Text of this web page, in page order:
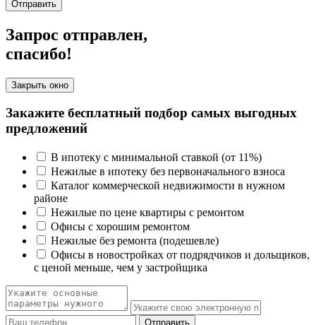
Отправить
Запрос отправлен,
спасибо!
Закрыть окно
Закажите бесплатный подбор самых выгодных
предложений
В ипотеку с минимальной ставкой (от 11%)
Нежилые в ипотеку без первоначального взноса
Каталог коммерческой недвижимости в нужном
районе
Нежилые по цене квартиры с ремонтом
Офисы с хорошим ремонтом
Нежилые без ремонта (подешевле)
Офисы в новостройках от подрядчиков и дольщиков,
с ценой меньше, чем у застройщика
Отправить